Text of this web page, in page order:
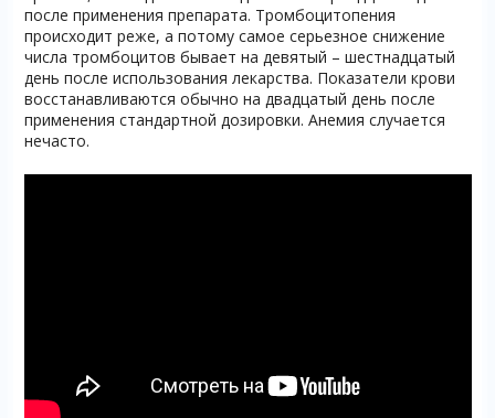
после применения препарата. Тромбоцитопения
происходит реже, а потому самое серьезное снижение
числа тромбоцитов бывает на девятый – шестнадцатый
день после использования лекарства. Показатели крови
восстанавливаются обычно на двадцатый день после
применения стандартной дозировки. Анемия случается
нечасто.